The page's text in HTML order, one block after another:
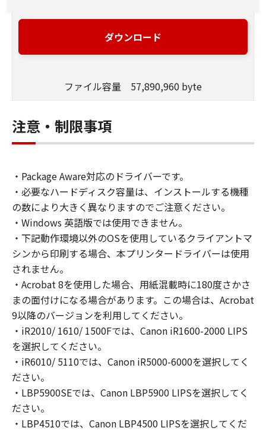
ンピューター（以下「指定機器」と言いま
す。）において、「本ソフトウェア」を使用
ること、アクセスすること、もしくは実行する
の非独占的権利をお客様に対して許諾します。
お客様は、また「指定機器」にネットワークを
通じて接続されたコンピューター上で、かかる
ェア」を使用させることができますが、かかる
コンピューターの使用者に本契約書上の義務お
よび条件を遵守させるとともに、その履行に関
し全責任を負うことを条件とします。
(2) お客様は、上記(1)に基づいて「本ソフトウ
ェア」を使用するためのバックアップとして、
「本ソフトウェア」を１部、複製することがで
きます。
(3) 上記(1)および(2)に定める場合を除き、キヤ
ノンまたはキヤノンのライセンサーのいかなる
知的財産権も、明示たると黙示たるとを問わ
ず、本契約書によってお客様に譲渡あるいは許
諾されるものではありません。
２．制限
(1) お客様は、再使用許諾、譲渡、販売、頒
布、リースもしくは貸与その他の方法により、
第三者に「本ソフトウェア」を使用させること
はできません。
ダウンロード
ファイル容量 57,890,960 byte
注意・制限事項
・Package Aware対応のドライバーです。
・必要なハードディスク容量は、インストールする機種
の数により大きく異なりますのでご注意ください。
・Windows 英語版では使用できません。
・下記動作環境以外のOSを使用しているクライアントマ
シンから印刷する場合、本プリンタードライバーは使用
されません。
・Acrobat 8を使用した場合、用紙混載時に180度さかさ
まの面付けになる場合があります。この場合は、Acrobat
9以降のバージョンを利用してください。
・iR2010/ 1610/ 1500Fでは、Canon iR1600-2000 LIPS
を選択してください。
・iR6010/ 5110では、Canon iR5000-6000を選択してく
ださい。
・LBP5900SEでは、Canon LBP5900 LIPSを選択してく
ださい。
・LBP4510では、Canon LBP4500 LIPSを選択してくだ